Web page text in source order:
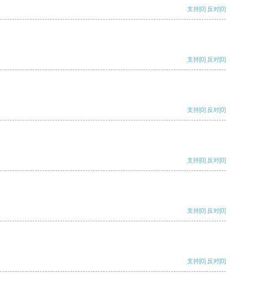
支持[0] 反对[0]
支持[0] 反对[0]
支持[0] 反对[0]
支持[0] 反对[0]
支持[0] 反对[0]
支持[0] 反对[0]